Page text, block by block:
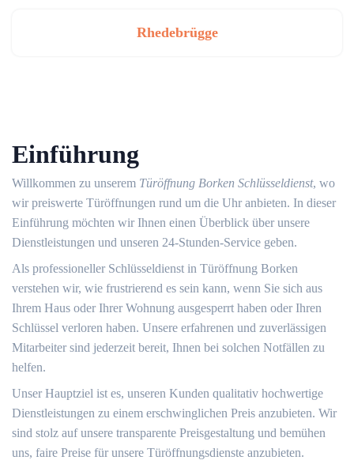
Rhedebrügge
Einführung
Willkommen zu unserem Türöffnung Borken Schlüsseldienst, wo
wir preiswerte Türöffnungen rund um die Uhr anbieten. In dieser
Einführung möchten wir Ihnen einen Überblick über unsere
Dienstleistungen und unseren 24-Stunden-Service geben.
Als professioneller Schlüsseldienst in Türöffnung Borken
verstehen wir, wie frustrierend es sein kann, wenn Sie sich aus
Ihrem Haus oder Ihrer Wohnung ausgesperrt haben oder Ihren
Schlüssel verloren haben.​ Unsere erfahrenen und zuverlässigen
Mitarbeiter sind jederzeit bereit, Ihnen bei solchen Notfällen zu
helfen.​
Unser Hauptziel ist es, unseren Kunden qualitativ hochwertige
Dienstleistungen zu einem erschwinglichen Preis anzubieten.​ Wir
sind stolz auf unsere transparente Preisgestaltung und bemühen
uns, faire Preise für unsere Türöffnungsdienste anzubieten.​